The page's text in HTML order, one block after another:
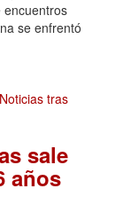
encuentros
se enfrentó
sale
años